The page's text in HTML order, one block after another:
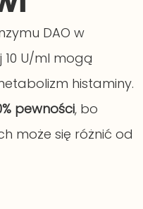
DAO w
10 U/ml mogą
histaminy.
pewności, bo
może się różnić od